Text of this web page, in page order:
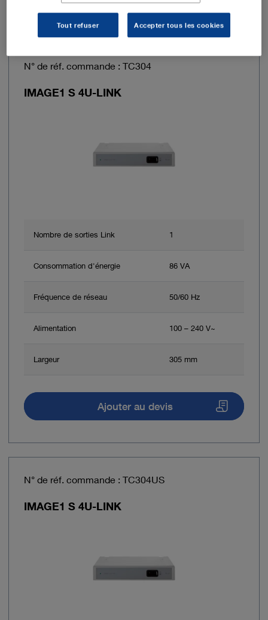
N° de réf. commande : TC304
IMAGE1 S 4U-LINK
Nombre de sorties Link 1
Consommation d'énergie 86 VA
Fréquence de réseau 50/60 Hz
Alimentation 100 – 240 V~
Largeur 305 mm
Ajouter au devis
N° de réf. commande : TC304US
IMAGE1 S 4U-LINK
Tout refuser Accepter tous les cookies